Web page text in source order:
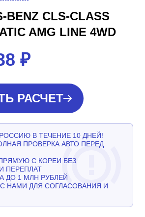
BENZ CLS-CLASS
AMG LINE 4WD
₽
РАСЧЕТ
В ТЕЧЕНИЕ 10 ДНЕЙ!
ПРОВЕРКА АВТО ПЕРЕД
С КОРЕИ БЕЗ
ПЕРЕПЛАТ
ДО 1 МЛН РУБЛЕЙ
НАМИ ДЛЯ СОГЛАСОВАНИЯ И